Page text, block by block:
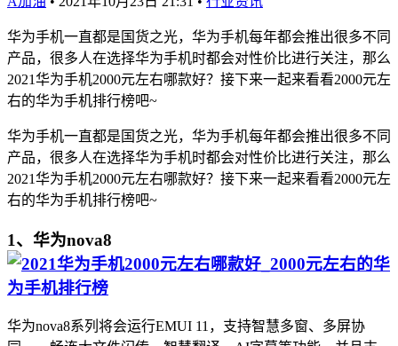
华为手机一直都是国货之光，华为手机每年都会推出很多不同
产品，很多人在选择华为手机时都会对性价比进行关注，那么
2021华为手机2000元左右哪款好？接下来一起来看看2000元左
右的华为手机排行榜吧~
华为手机一直都是国货之光，华为手机每年都会推出很多不同
产品，很多人在选择华为手机时都会对性价比进行关注，那么
2021华为手机2000元左右哪款好？接下来一起来看看2000元左
右的华为手机排行榜吧~
1、华为nova8
华为nova8系列将会运行EMUI 11，支持智慧多窗、多屏协